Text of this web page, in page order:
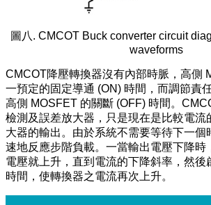
圖八. CMCOT Buck converter circuit
waveforms
CMCOT降壓轉換器沒有內部時脈，高側
一預定的固定導通 (ON) 時間，而調節責
高側 MOSFET 的關斷 (OFF) 時間。
檢測及誤差放大器，只是現在是比較電流
大器的輸出。由於系統不需要等待下一個
速地反應步階負載。一當輸出電壓下降時
電壓就上升，直到電流的下降斜率，然後
時間，使轉換器之電流再次上升。